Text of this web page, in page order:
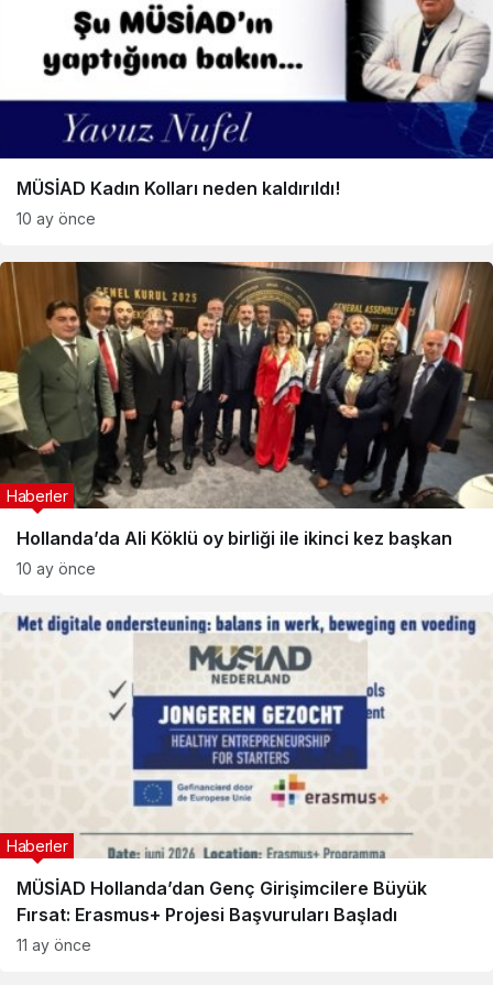
MÜSİAD Kadın Kolları neden kaldırıldı!
10 ay önce
Hollanda’da Ali Köklü oy birliği ile ikinci kez başkan
Haberler
10 ay önce
MÜSİAD Hollanda’dan Genç Girişimcilere Büyük
Fırsat: Erasmus+ Projesi Başvuruları Başladı
Haberler
11 ay önce